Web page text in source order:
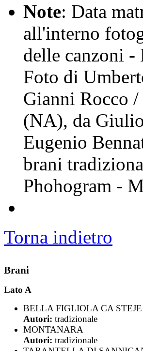
Note: Data
all'interno
delle canzoni -
Foto di
Gianni Rocco
(NA), da
Eugenio
brani
Phohogram -
Torna indietro
Brani
Lato A
BELLA FIGLIOLA CA
Autori: tradizionale
MONTANARA
Autori: tradizionale